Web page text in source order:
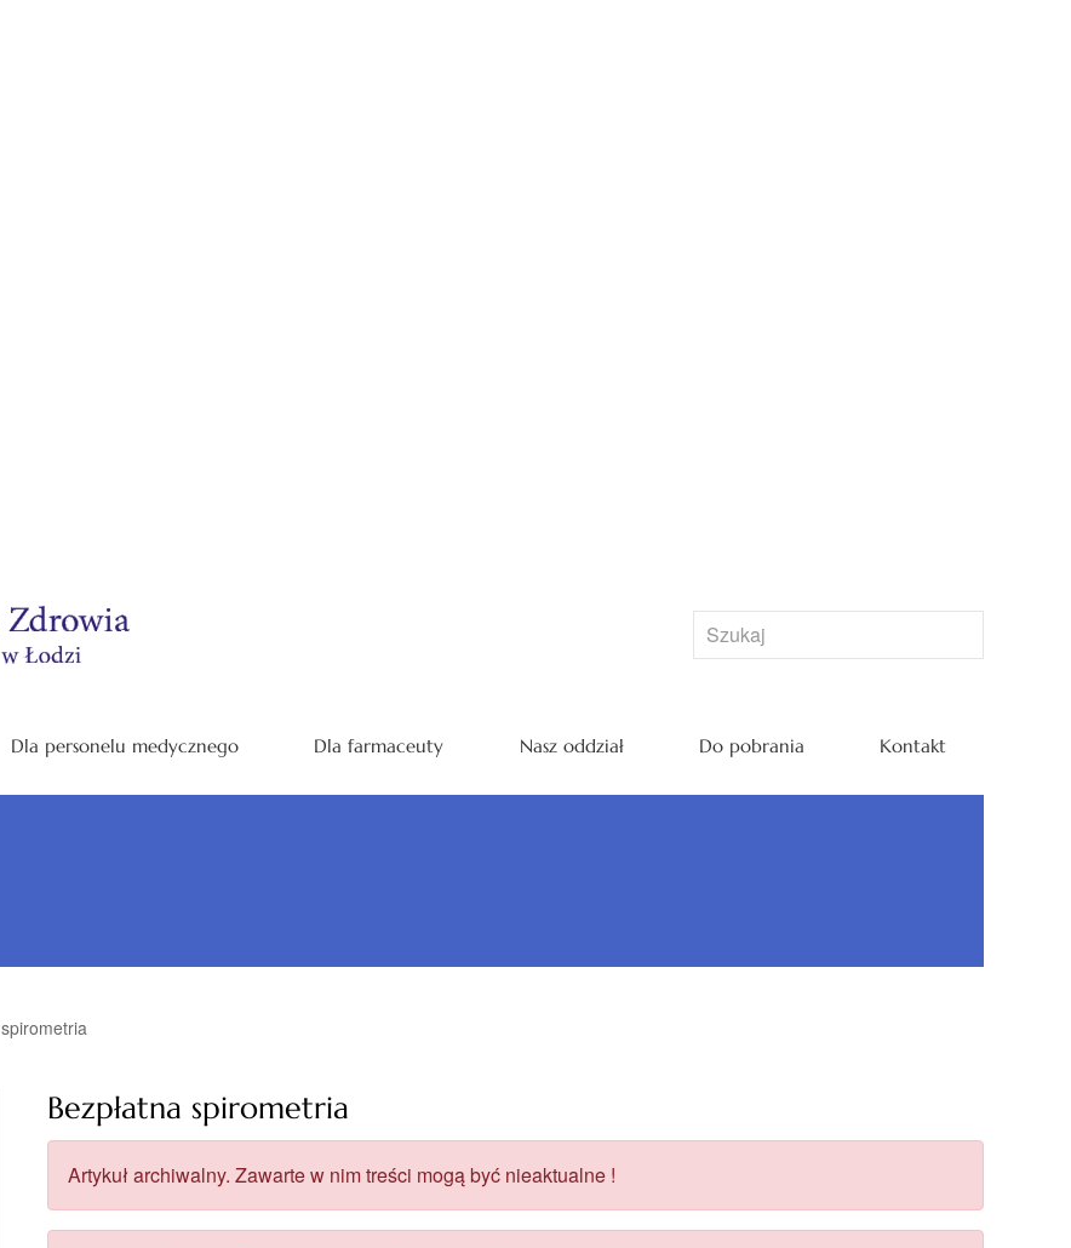
Dla personelu medycznego Dla farmaceuty Nasz oddział Do pobrania Kontakt
Bezpłatna spirometria
Artykuł archiwalny. Zawarte w nim treści mogą być nieaktualne !